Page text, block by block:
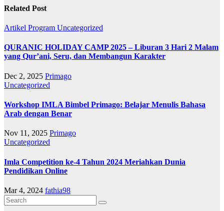
Related Post
Artikel Program Uncategorized
QURANIC HOLIDAY CAMP 2025 – Liburan 3 Hari 2 Malam
yang Qur’ani, Seru, dan Membangun Karakter
Dec 2, 2025 Primago
Uncategorized
Workshop IMLA Bimbel Primago: Belajar Menulis Bahasa
Arab dengan Benar
Nov 11, 2025 Primago
Uncategorized
Imla Competition ke-4 Tahun 2024 Meriahkan Dunia
Pendidikan Online
Mar 4, 2024 fathia98